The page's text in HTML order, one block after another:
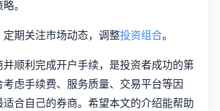
。
定期关注市场动态，调整投资组合。
顺利完成开户手续，是投资者成功的第
虑手续费、服务质量、交易平台等因
合自己的券商。希望本文的介绍能帮助